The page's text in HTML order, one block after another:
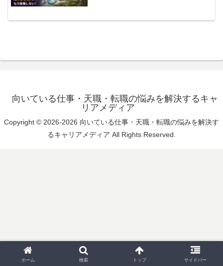
向いている仕事・天職・転職の悩みを解決するキャ
リアメディア
Copyright © 2026-2026 向いている仕事・天職・転職の悩みを解決す
るキャリアメディア All Rights Reserved.
ホーム 検索 トップ サイドバー